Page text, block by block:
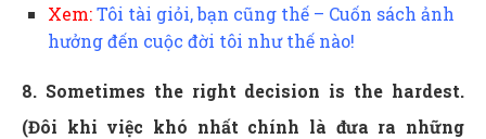
Xem:Tôi tài giỏi, bạn cũng thế – Cuốn sách ảnh
hưởng đến cuộc đời tôi như thế nào!
8. Sometimes the right decision is the hardest.
(Đôi khi việc khó nhất chính là đưa ra những